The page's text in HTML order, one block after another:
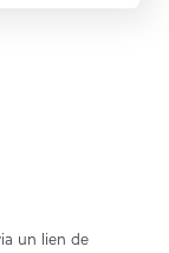
un lien de